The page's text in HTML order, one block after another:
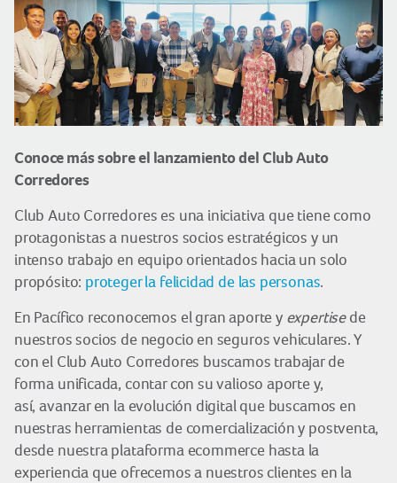
Conoce más sobre el lanzamiento del Club Auto
Corredores
Club Auto Corredores es una iniciativa que tiene como
protagonistas a nuestros socios estratégicos y un
intenso trabajo en equipo orientados hacia un solo
propósito: proteger la felicidad de las personas.
En Pacífico reconocemos el gran aporte y expertise de
nuestros socios de negocio en seguros vehiculares. Y
con el Club Auto Corredores buscamos trabajar de
forma unificada, contar con su valioso aporte y,
así, avanzar en la evolución digital que buscamos en
nuestras herramientas de comercialización y postventa,
desde nuestra plataforma ecommerce hasta la
experiencia que ofrecemos a nuestros clientes en la